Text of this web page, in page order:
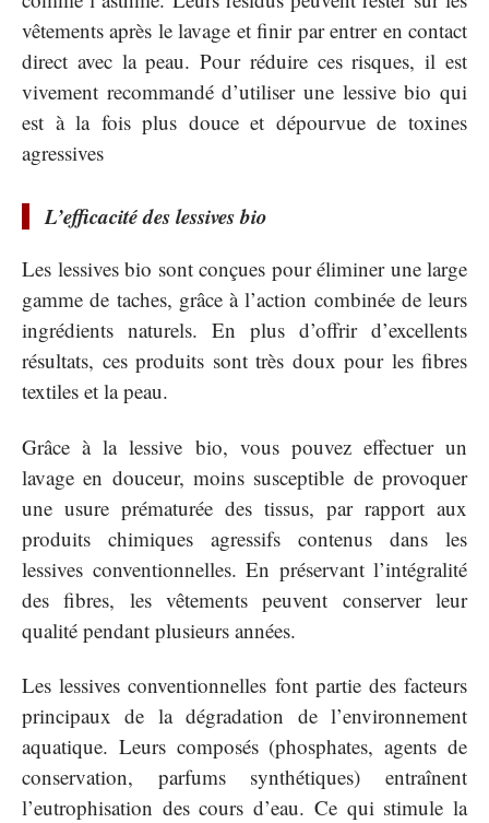
vêtements après le lavage et finir par entrer en contact
direct avec la peau. Pour réduire ces risques, il est
vivement recommandé d’utiliser une lessive bio qui
est à la fois plus douce et dépourvue de toxines
agressives
L’efficacité des lessives bio
Les lessives bio sont conçues pour éliminer une large
gamme de taches, grâce à l’action combinée de leurs
ingrédients naturels. En plus d’offrir d’excellents
résultats, ces produits sont très doux pour les fibres
textiles et la peau.
Grâce à la lessive bio, vous pouvez effectuer un
lavage en douceur, moins susceptible de provoquer
une usure prématurée des tissus, par rapport aux
produits chimiques agressifs contenus dans les
lessives conventionnelles. En préservant l’intégralité
des fibres, les vêtements peuvent conserver leur
qualité pendant plusieurs années.
Les lessives conventionnelles font partie des facteurs
principaux de la dégradation de l’environnement
aquatique. Leurs composés (phosphates, agents de
conservation, parfums synthétiques) entraînent
l’eutrophisation des cours d’eau. Ce qui stimule la